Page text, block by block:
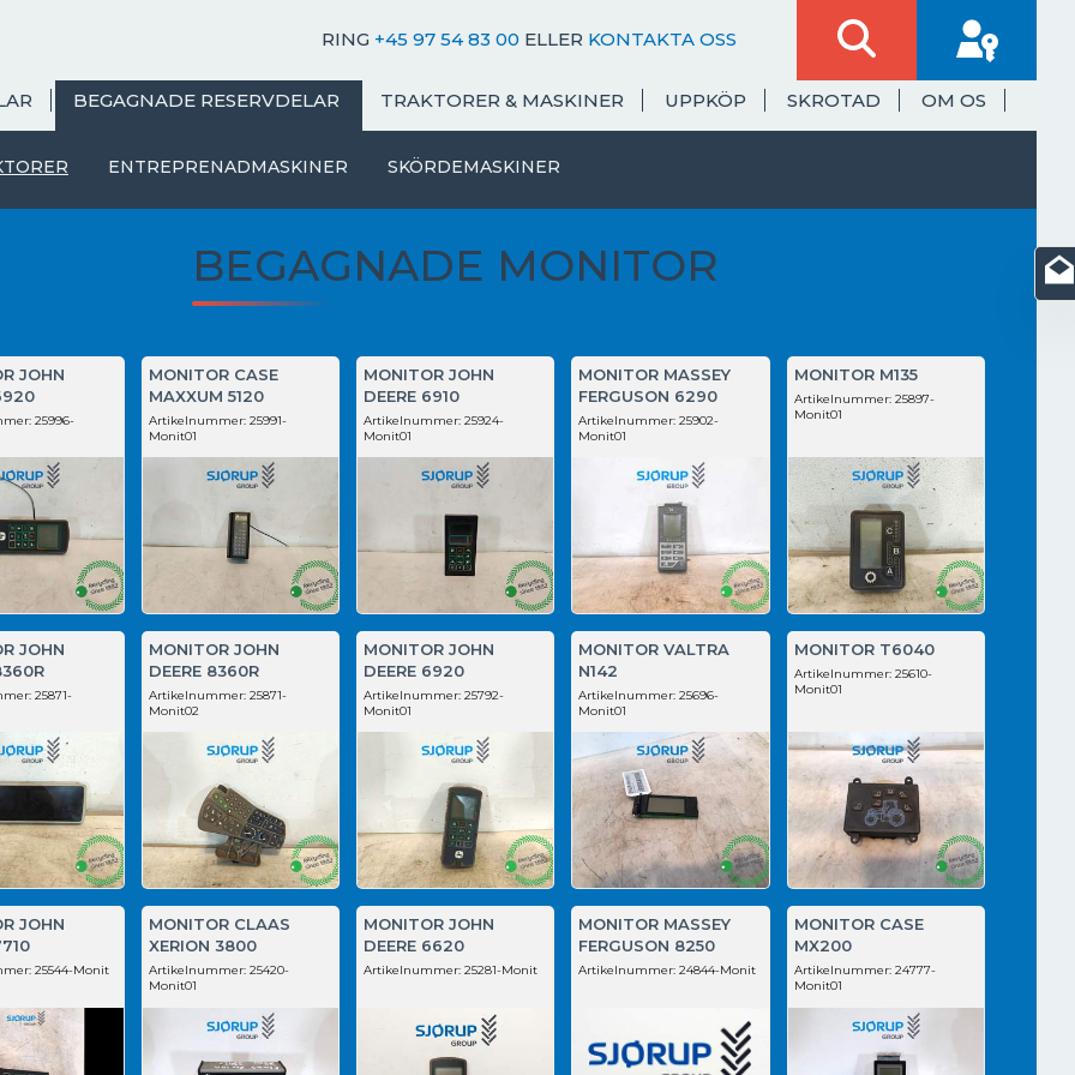
BEGAGNADE MONITOR
JOHN
25996-
MONITOR CASE
MAXXUM 5120
Artikelnummer: 25991-
Monit01
MONITOR JOHN
DEERE 6910
Artikelnummer: 25924-
Monit01
MONITOR MASSEY
FERGUSON 6290
Artikelnummer: 25902-
Monit01
MONITOR M135
Artikelnummer: 25897-
Monit01
JOHN
25871-
MONITOR JOHN
DEERE 8360R
Artikelnummer: 25871-
Monit02
MONITOR JOHN
DEERE 6920
Artikelnummer: 25792-
Monit01
MONITOR VALTRA
N142
Artikelnummer: 25696-
Monit01
MONITOR T6040
Artikelnummer: 25610-
Monit01
JOHN
25544-Monit
MONITOR CLAAS
XERION 3800
Artikelnummer: 25420-
Monit01
MONITOR JOHN
DEERE 6620
Artikelnummer: 25281-Monit
MONITOR MASSEY
FERGUSON 8250
Artikelnummer: 24844-Monit
MONITOR CASE
MX200
Artikelnummer: 24777-
Monit01
RING +45 97 54 83 00 ELLER KONTAKTA OSS
BEGAGNADE RESERVDELAR
ENTREPRENADMASKINER SKÖRDEMASKINER
TRAKTORER & MASKINER UPPKÖP SKROTAD OM OS